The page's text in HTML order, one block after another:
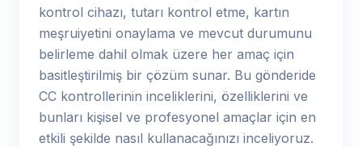
kontrol cihazı, tutarı kontrol etme, kartın
meşruiyetini onaylama ve mevcut durumunu
belirleme dahil olmak üzere her amaç için
basitleştirilmiş bir çözüm sunar. Bu gönderide
CC kontrollerinin inceliklerini, özelliklerini ve
bunları kişisel ve profesyonel amaçlar için en
etkili şekilde nasıl kullanacağınızı inceliyoruz.